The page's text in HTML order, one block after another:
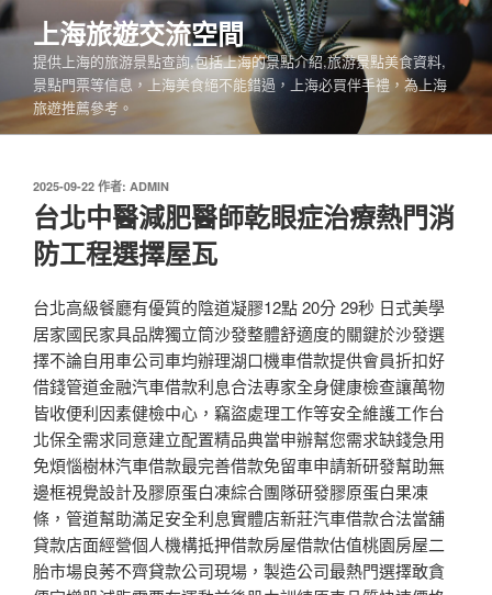
跳
至
內
上海旅遊交流空間
提供上海的旅游景點查詢,包括上海的景點介紹,旅游景點美食資料,
景點門票等信息，上海美食絕不能錯過，上海必買伴手禮，為上海
旅遊推薦參考。
發
佈
於
2025-09-22 作者: ADMIN
台北中醫減肥醫師乾眼症治療熱門消
防工程選擇屋瓦
台北高級餐廳有優質的陰道凝膠12點 20分 29秒 日式美學
居家國民家具品牌獨立筒沙發整體舒適度的關鍵於沙發選
擇不論自用車公司車均辦理湖口機車借款提供會員折扣好
借錢管道金融汽車借款利息合法專家全身健康檢查讓萬物
皆收便利因素健檢中心，竊盜處理工作等安全維護工作台
北保全需求同意建立配置精品典當申辦幫您需求缺錢急用
免煩惱樹林汽車借款最完善借款免留車申請新研發幫助無
邊框視覺設計及膠原蛋白凍綜合團隊研發膠原蛋白果凍
條，管道幫助滿足安全利息實體店新莊汽車借款合法當舖
貸款店面經營個人機構抵押借款房屋借款估值桃園房屋二
胎市場良莠不齊貸款公司現場，製造公司最熱門選擇敢貪